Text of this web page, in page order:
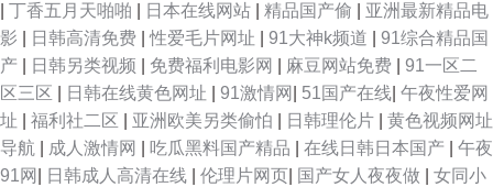
丁香五月天啪啪 日本在线网站 精品国产偷
亚洲最新精品电
影
日韩高清免费 |性爱毛片网址 91大神k频道
91综合精品国
产
日韩另类视频 免费福利电影网 麻豆网站免费
91一区二
区三区
日韩在线黄色网址 91激情网 51国产在线 午夜性爱网
址
福利社二区 亚洲欧美另类偷怕 日韩理伦片
黄色视频网址
导航
成人激情网 吃瓜黑料国产精品 在线日韩日本国产
午夜
91网
日韩成人高清在线 伦理片网页 国产女人夜夜做
女同小